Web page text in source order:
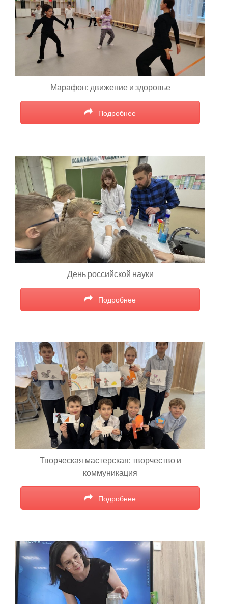
Марафон: движение и здоровье
Подробнее
День российской науки
Подробнее
Творческая мастерская: творчество и
коммуникация
Подробнее